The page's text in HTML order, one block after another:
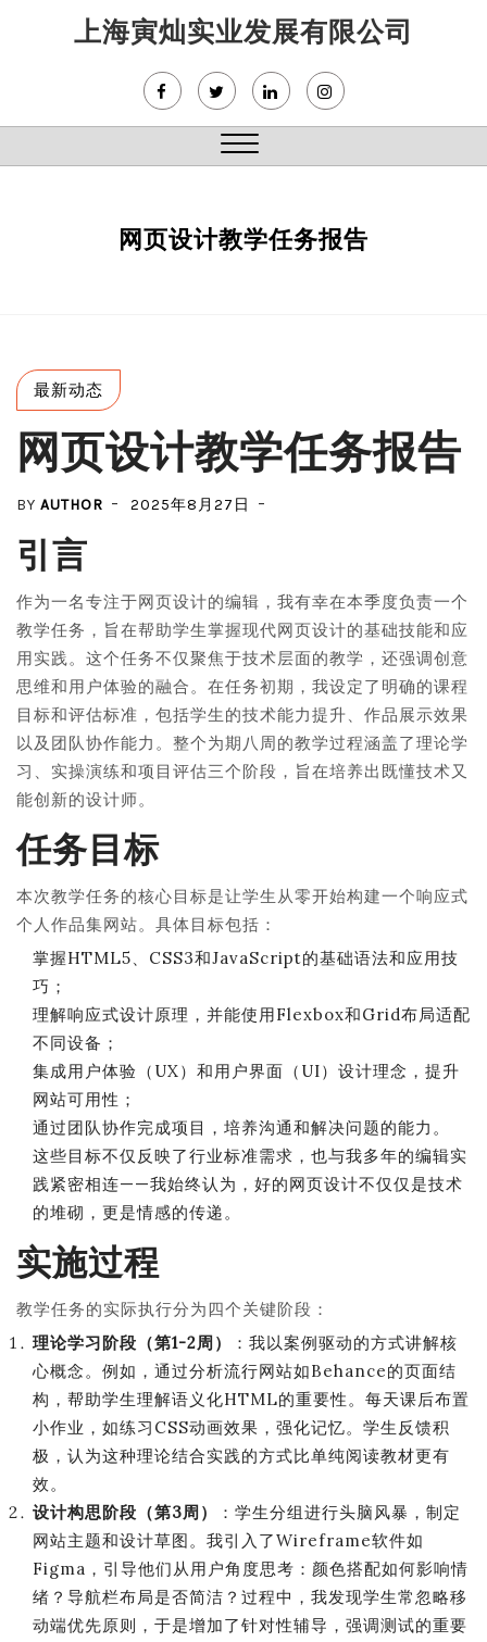
上海寅灿实业发展有限公司
Close
网页设计教学任务报告
最新动态
网页设计教学任务报告
BY AUTHOR 2025年8月27日
引言
作为一名专注于网页设计的编辑，我有幸在本季度负责一个
教学任务，旨在帮助学生掌握现代网页设计的基础技能和应
用实践。这个任务不仅聚焦于技术层面的教学，还强调创意
思维和用户体验的融合。在任务初期，我设定了明确的课程
目标和评估标准，包括学生的技术能力提升、作品展示效果
以及团队协作能力。整个为期八周的教学过程涵盖了理论学
习、实操演练和项目评估三个阶段，旨在培养出既懂技术又
能创新的设计师。
任务目标
本次教学任务的核心目标是让学生从零开始构建一个响应式
个人作品集网站。具体目标包括：
掌握HTML5、CSS3和JavaScript的基础语法和应用技
巧；
理解响应式设计原理，并能使用Flexbox和Grid布局适配
不同设备；
集成用户体验（UX）和用户界面（UI）设计理念，提升
网站可用性；
通过团队协作完成项目，培养沟通和解决问题的能力。
这些目标不仅反映了行业标准需求，也与我多年的编辑实
践紧密相连——我始终认为，好的网页设计不仅仅是技术
的堆砌，更是情感的传递。
实施过程
教学任务的实际执行分为四个关键阶段：
理论学习阶段（第1-2周）
：我以案例驱动的方式讲解核
心概念。例如，通过分析流行网站如Behance的页面结
构，帮助学生理解语义化HTML的重要性。每天课后布置
小作业，如练习CSS动画效果，强化记忆。学生反馈积
极，认为这种理论结合实践的方式比单纯阅读教材更有
效。
设计构思阶段（第3周）
：学生分组进行头脑风暴，制定
网站主题和设计草图。我引入了Wireframe软件如
Figma，引导他们从用户角度思考：颜色搭配如何影响情
绪？导航栏布局是否简洁？过程中，我发现学生常忽略移
动端优先原则，于是增加了针对性辅导，强调测试的重要